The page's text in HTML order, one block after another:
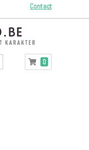
Contact
Winkelwagen
0producten